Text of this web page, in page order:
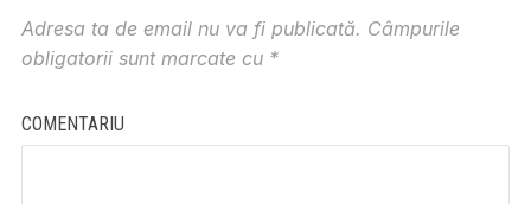
Adresa ta de email nu va fi publicată. Câmpurile
obligatorii sunt marcate cu *
COMENTARIU